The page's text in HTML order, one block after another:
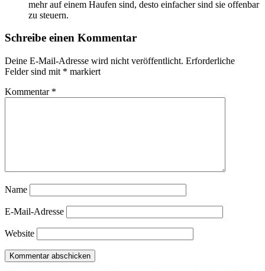
mehr auf einem Haufen sind, desto einfacher sind sie offenbar
zu steuern.
Schreibe einen Kommentar
Deine E-Mail-Adresse wird nicht veröffentlicht. Erforderliche
Felder sind mit * markiert
Kommentar *
Name
E-Mail-Adresse
Website